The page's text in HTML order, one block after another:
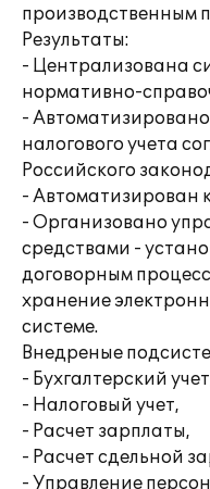
производственным
Результаты:
- Централизована
нормативно-
- Автоматизировано
налогового учета
Российского
- Автоматизирован
- Организовано
средствами -
договорным
хранение
системе.
Внедреные
- Бухгалтерский
- Налоговый учет,
- Расчет зарплаты,
- Расчет сдельной
- Управление